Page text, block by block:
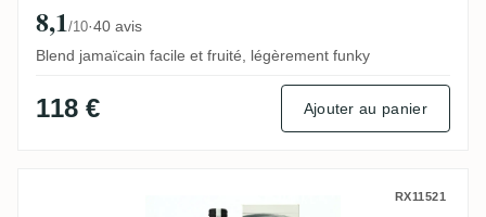
8,1/10·40 avis
Blend jamaïcain facile et fruité, légèrement funky
118 € Ajouter au panier
Corman Collins Navy Full Proof Small
RX11521